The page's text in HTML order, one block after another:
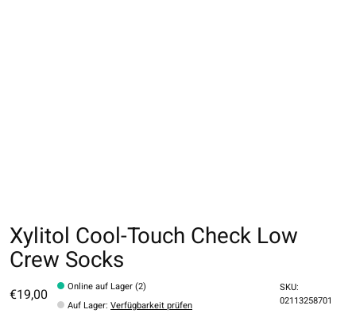
Xylitol Cool-Touch Check Low
Crew Socks
€19,00
Online auf Lager (2)
Auf Lager:Verfügbarkeit prüfen
SKU:
02113258701